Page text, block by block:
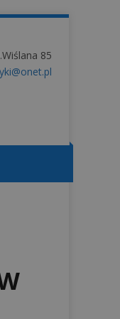
85